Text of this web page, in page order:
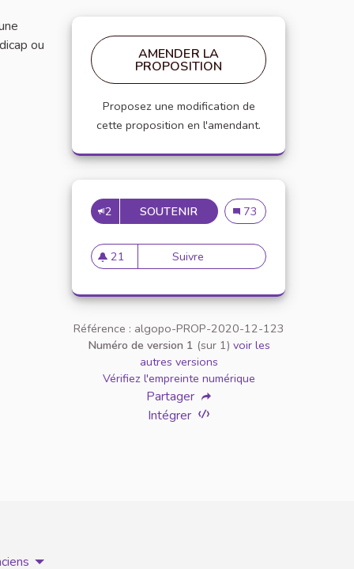
ou
AMENDER LA
PROPOSITION
Proposez une modification de
cette proposition en l'amendant.
2 SOUTENIR INCLUSION DES
Inclusion des
73
21
21 abonnés
Suivre Inclusion des étudiants en
Référence : algopo-PROP-2020-12-123
Numéro de version 1 (sur 1) voir les
autres versions
Vérifiez l'empreinte numérique
Partager
Intégrer